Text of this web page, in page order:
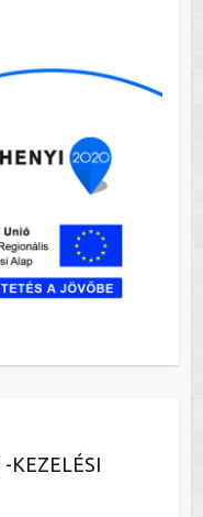
KEZELÉSI